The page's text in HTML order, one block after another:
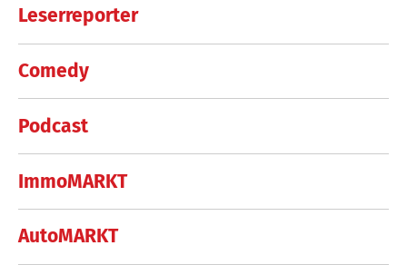
Leserreporter
Comedy
Podcast
ImmoMARKT
AutoMARKT